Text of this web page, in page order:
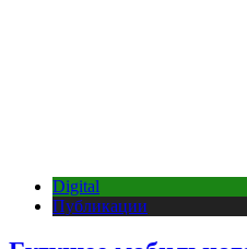
Digital
Публикации